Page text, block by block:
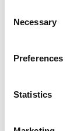
Selection
Necessary
Preferences
Statistics